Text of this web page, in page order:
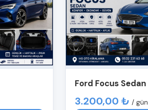
Ford Focus Sedan
3.200,00 ₺ / gün